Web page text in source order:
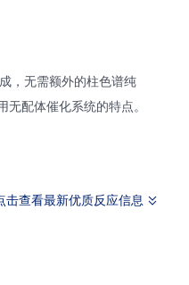
，无需额外的柱色谱纯
配体催化系统的特点。
击查看最新优质反应信息